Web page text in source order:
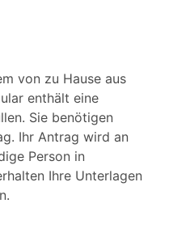
von zu Hause aus
enthält eine
Sie benötigen
Ihr Antrag wird an
Person in
Ihre Unterlagen